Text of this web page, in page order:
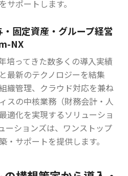
ポートします。
固定資産・グループ経営
NX
培ってきた数多くの導入実績
最新のテクノロジーを結集
織管理、クラウド対応を兼ね
スの中核業務（財務会計・人
適化を実現するソリューショ
ーションズは、ワンストップ
・サポートを提供します。